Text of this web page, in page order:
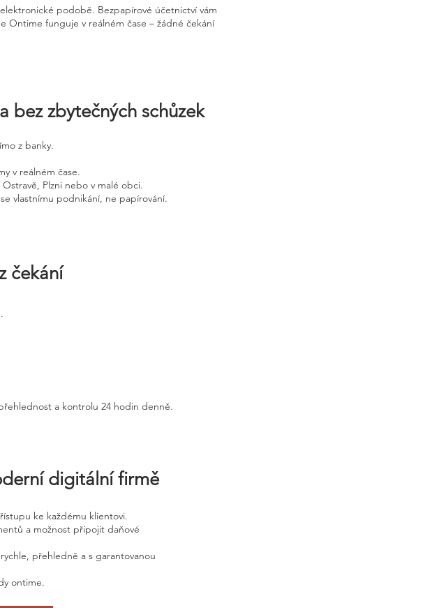
podobě. Bezpapírové účetnictví vám
Ontime funguje v reálném čase – žádné čekání
bez zbytečných schůzek
z banky.
v reálném čase.
Plzni nebo v malé obci.
vlastnímu podnikání, ne papírování.
čekání
a kontrolu 24 hodin denně.
digitální firmě
ke každému klientovi.
a možnost připojit daňové
přehledně a s garantovanou
ontime.